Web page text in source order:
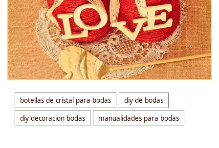
botellas de cristal para bodas diy de bodas
diy decoracion bodas manualidades para bodas